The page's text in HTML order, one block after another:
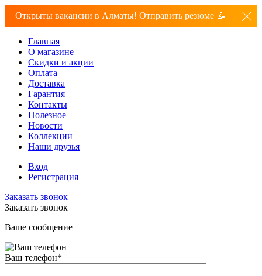
Открыты вакансии в Алматы! Отправить резюме 📝
Главная
О магазине
Скидки и акции
Оплата
Доставка
Гарантия
Контакты
Полезное
Новости
Коллекции
Наши друзья
Вход
Регистрация
Заказать звонок
Заказать звонок
Ваше сообщение
Ваш телефон*